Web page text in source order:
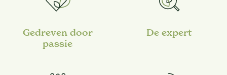
Gedreven door
passie
De expert